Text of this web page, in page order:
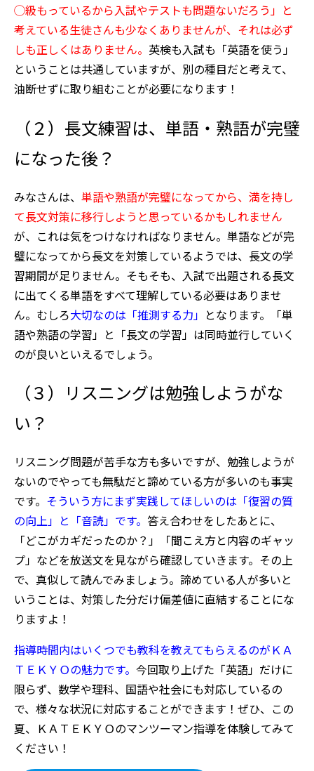
◯級もっているから入試やテストも問題ないだろう」と
考えている生徒さんも少なくありませんが、それは必ず
しも正しくはありません。 英検も入試も「英語を使う」
ということは共通していますが、別の種目だと考えて、
油断せずに取り組むことが必要になります！
（２）長文練習は、単語・熟語が完璧
になった後？
みなさんは、 単語や熟語が完璧になってから、満を持し
て長文対策に移行しようと思っているかもしれません
が、これは気をつけなければなりません。単語などが完
璧になってから長文を対策しているようでは、長文の学
習期間が足りません。そもそも、入試で出題される長文
に出てくる単語をすべて理解している必要はありませ
ん。むしろ大切なのは「推測する力」 となります。「単
語や熟語の学習」と「長文の学習」は同時並行していく
のが良いといえるでしょう。
（３）リスニングは勉強しようがな
い？
リスニング問題が苦手な方も多いですが、勉強しようが
ないのでやっても無駄だと諦めている方が多いのも事実
です。 そういう方にまず実践してほしいのは「復習の質
の向上」と「音読」です。 答え合わせをしたあとに、
「どこがカギだったのか？」「聞こえ方と内容のギャッ
プ」などを放送文を見ながら確認していきます。その上
で、真似して読んでみましょう。諦めている人が多いと
いうことは、対策した分だけ偏差値に直結することにな
りますよ！
指導時間内はいくつでも教科を教えてもらえるのがＫＡ
ＴＥＫＹＯの魅力です。 今回取り上げた「英語」だけに
限らず、数学や理科、国語や社会にも対応しているの
で、様々な状況に対応することができます！ぜひ、この
夏、ＫＡＴＥＫＹＯのマンツーマン指導を体験してみて
ください！